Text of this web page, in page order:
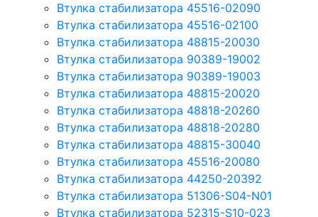
Втулка стабилизатора 45516-02090
Втулка стабилизатора 45516-02100
Втулка стабилизатора 48815-20030
Втулка стабилизатора 90389-19002
Втулка стабилизатора 90389-19003
Втулка стабилизатора 48815-20020
Втулка стабилизатора 48818-20260
Втулка стабилизатора 48818-20280
Втулка стабилизатора 48815-30040
Втулка стабилизатора 45516-20080
Втулка стабилизатора 44250-20392
Втулка стабилизатора 51306-S04-N01
Втулка стабилизатора 52315-S10-023